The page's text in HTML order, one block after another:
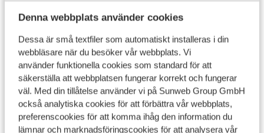
Denna webbplats använder cookies
Dessa är små textfiler som automatiskt installeras i din
webbläsare när du besöker vår webbplats. Vi
använder funktionella cookies som standard för att
säkerställa att webbplatsen fungerar korrekt och fungerar
väl. Med din tillåtelse använder vi på Sunweb Group GmbH
också analytiska cookies för att förbättra vår webbplats,
preferenscookies för att komma ihåg den information du
lämnar och marknadsföringscookies för att analysera vår
Visa på karta
I området